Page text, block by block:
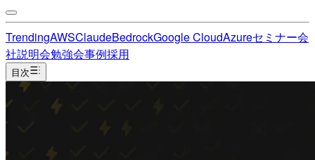
TrendingAWSClaudeBedrockGoogle CloudAzureセミナー会
社説明会勉強会事例採用
目次